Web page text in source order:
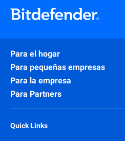
Para el hogar
Para pequeñas empresas
Para la empresa
Para Partners
Quick Links